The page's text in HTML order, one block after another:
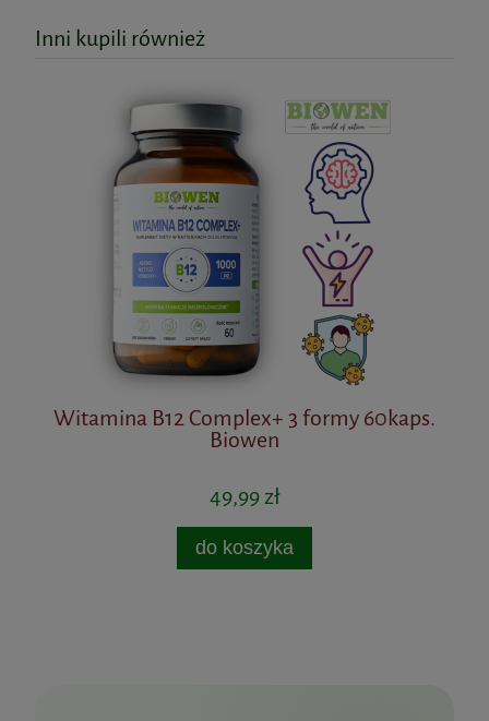
Inni kupili również
Witamina B12 Complex+ 3 formy 60kaps.
Biowen
49,99 zł
do koszyka